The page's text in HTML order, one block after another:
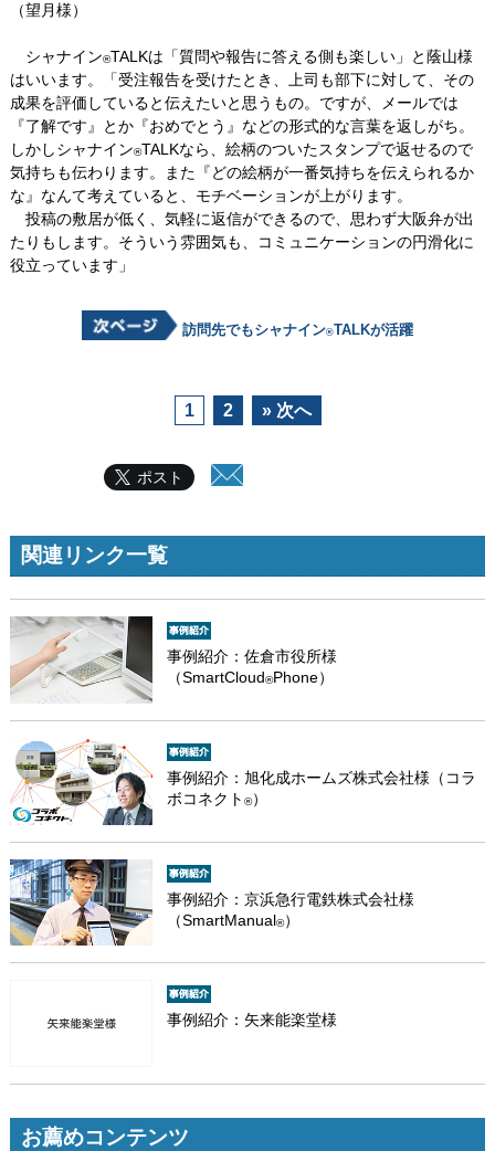
（望月様）
シャナイン®TALKは「質問や報告に答える側も楽しい」と蔭山様
はいいます。「受注報告を受けたとき、上司も部下に対して、その
成果を評価していると伝えたいと思うもの。ですが、メールでは
『了解です』とか『おめでとう』などの形式的な言葉を返しがち。
しかしシャナイン®TALKなら、絵柄のついたスタンプで返せるので
気持ちも伝わります。また『どの絵柄が一番気持ちを伝えられるか
な』なんて考えていると、モチベーションが上がります。
投稿の敷居が低く、気軽に返信ができるので、思わず大阪弁が出
たりもします。そういう雰囲気も、コミュニケーションの円滑化に
役立っています」
訪問先でもシャナイン®TALKが活躍
1 2 » 次へ
ポスト
関連リンク一覧
事例紹介：佐倉市役所様
（SmartCloud®Phone）
事例紹介：旭化成ホームズ株式会社様（コラ
ボコネクト ®）
事例紹介：京浜急行電鉄株式会社様
（SmartManual®）
事例紹介：矢来能楽堂様
お薦めコンテンツ